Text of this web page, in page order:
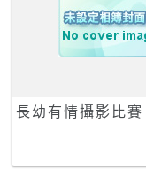
長幼有情攝影比賽